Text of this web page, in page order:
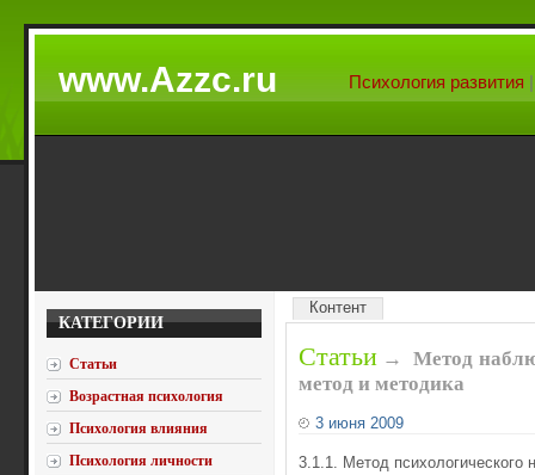
www.Azzc.ru Психология развития
КАТЕГОРИИ
Статьи
Возрастная психология
Психология влияния
Психология личности
Контент
Статьи →Метод
метод и методика
3 июня 2009
3.1.1. Метод психологического